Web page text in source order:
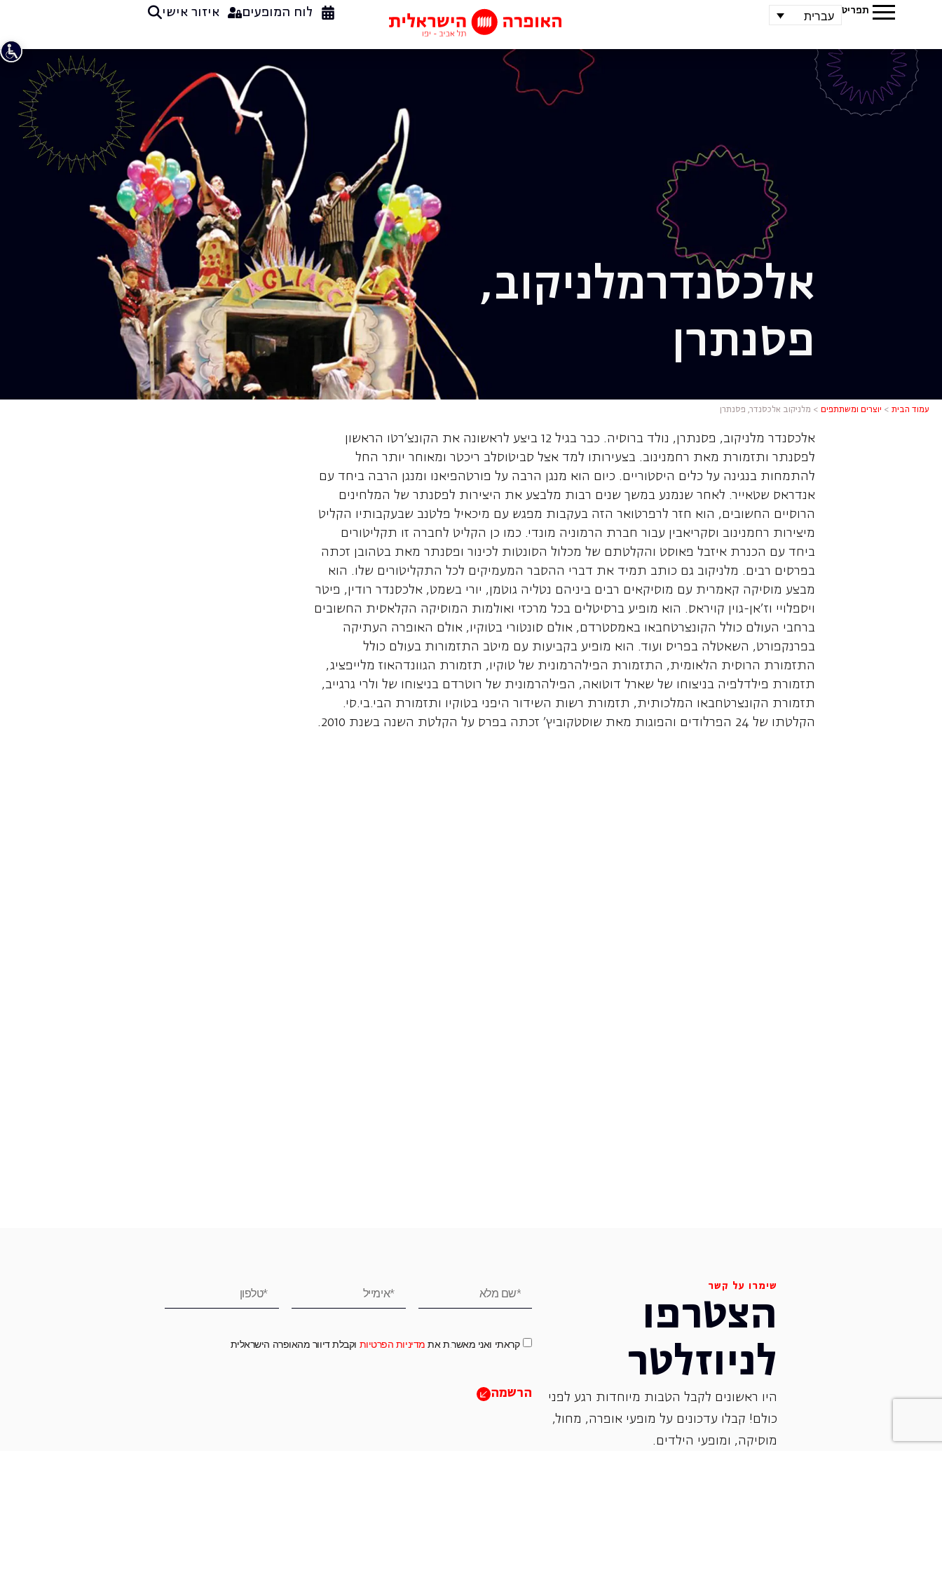
תפריט עברית לוח המופעים איזור אישי
מלניקוב אלכסנדר, פסנתרן
אלכסנדרמלניקוב,
פסנתרן
עמוד הבית > יוצרים ומשתתפים > מלניקוב אלכסנדר, פסנתרן
אלכסנדר מלניקוב, פסנתרן, נולד ברוסיה. כבר בגיל 12 ביצע לראשונה את הקונצ'רטו הראשון
לפסנתר ותזמורת מאת רחמנינוב. בצעירותו למד אצל סביטוסלב ריכטר ומאוחר יותר החל
להתמחות בנגינה על כלים היסטוריים. כיום הוא מנגן הרבה על פורטהפיאנו ומנגן הרבה ביחד עם
אנדראס שטאייר. לאחר שנמנע במשך שנים רבות מלבצע את היצירות לפסנתר של המלחינים
הרוסיים החשובים, הוא חזר לרפרטואר הזה בעקבות מפגש עם מיכאיל פלטנב שבעקבותיו הקליט
מיצירות רחמנינוב וסקריאבין עבור חברת הרמוניה מונדי. כמו כן הקליט לחברה זו תקליטורים
ביחד עם הכנרת איזבל פאוסט והקלטתם של מכלול הסונטות לכינור ופסנתר מאת בטהובן זכתה
בפרסים רבים. מלניקוב גם כותב תמיד את דברי ההסבר המעמיקים לכל התקליטורים שלו. הוא
מבצע מוסיקה קאמרית עם מוסיקאים רבים ביניהם נטליה גוטמן, יורי בשמט, אלכסנדר רודין, פיטר
ויספלויי וז'אן-גוין קויראס. הוא מופיע ברסיטלים בכל מרכזי ואולמות המוסיקה הקלאסית החשובים
ברחבי העולם כולל הקונצרטחבאו באמסטרדם, אולם סונטורי בטוקיו, אולם האופרה העתיקה
בפרנקפורט, השאטלה בפריס ועוד. הוא מופיע בקביעות עם מיטב התזמורות בעולם כולל
התזמורת הרוסית הלאומית, התזמורת הפילהרמונית של טוקיו, תזמורת הגוונדהאוז מלייפציג,
תזמורת פילדלפיה בניצוחו של שארל דוטואה, הפילהרמונית של רוטרדם בניצוחו של ולרי גרגייב,
תזמורת הקונצרטחבאו המלכותית, תזמורת רשות השידור היפני בטוקיו ותזמורת הבי.בי.סי.
הקלטתו של 24 הפרלודים והפוגות מאת שוסטקוביץ' זכתה בפרס על הקלטת השנה בשנת 2010.
שימרו על קשר
הצטרפו
לניוזלטר
היו ראשונים לקבל הטבות מיוחדות רגע לפני
כולם! קבלו עדכונים על מופעי אופרה, ‏מחול,
‏מוסיקה, ומופעי הילדים.
קראתי ואני מאשר.ת את מדיניות הפרטיות וקבלת דיוור מהאופרה הישראלית
הרשמה